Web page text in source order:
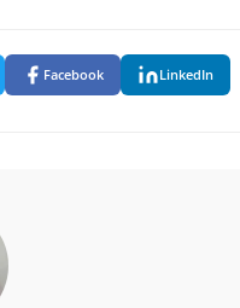
Facebook LinkedIn